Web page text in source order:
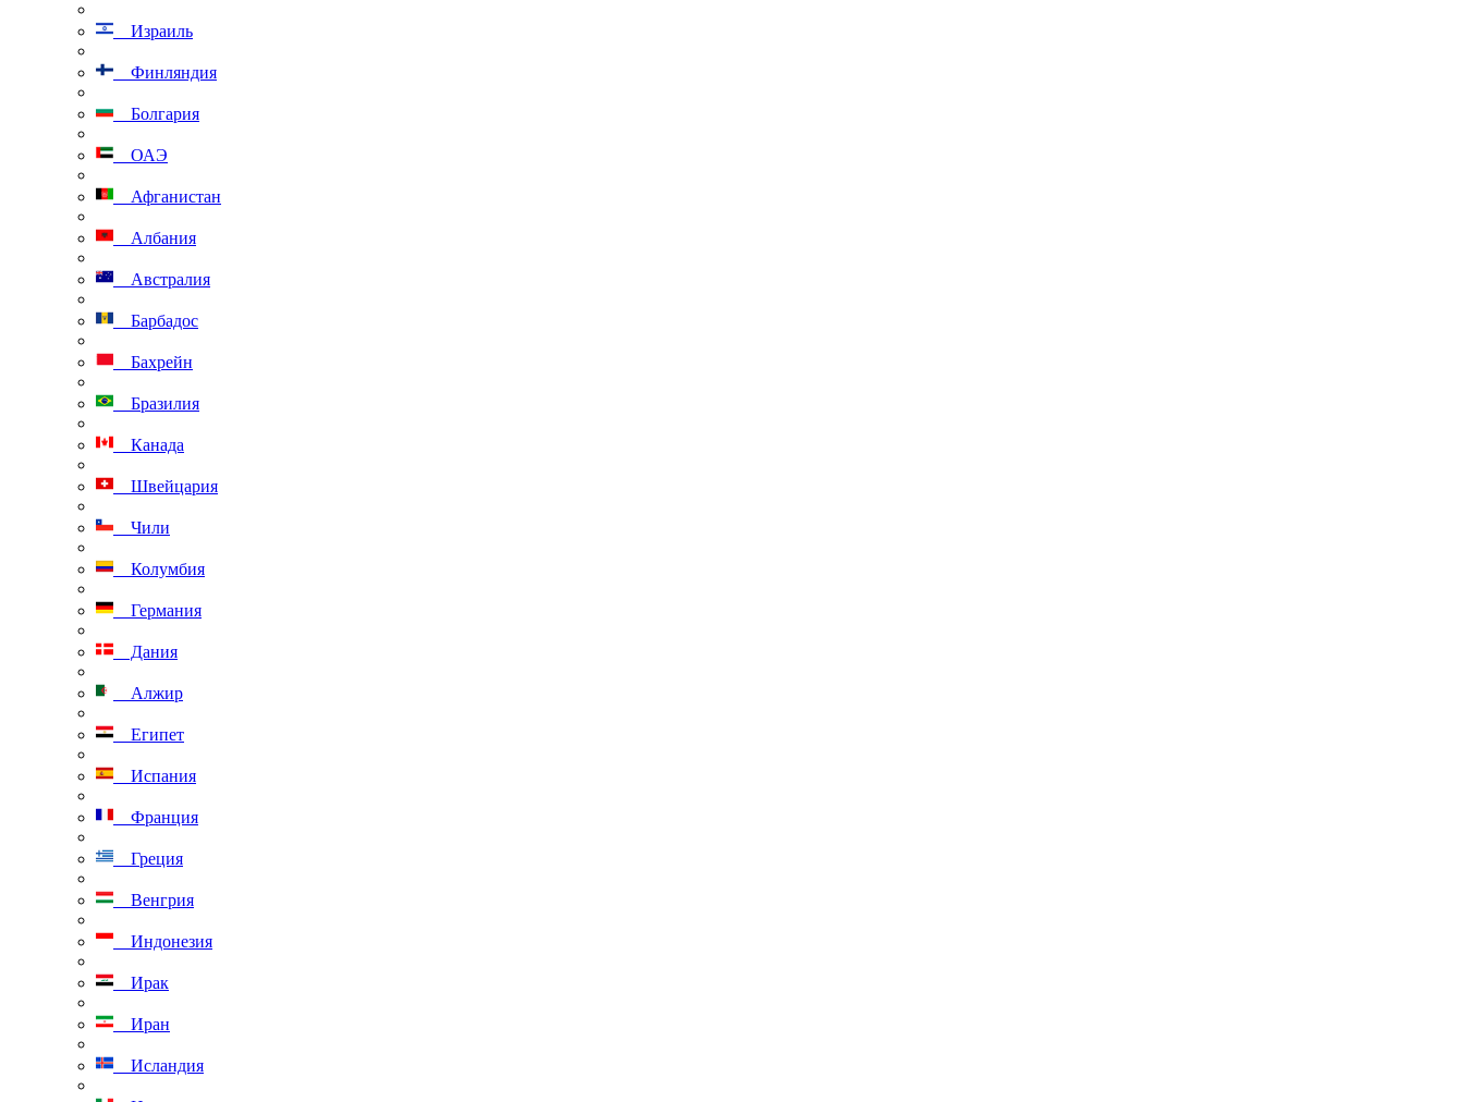
Израиль
Финляндия
Болгария
ОАЭ
Афганистан
Албания
Австралия
Барбадос
Бахрейн
Бразилия
Канада
Швейцария
Чили
Колумбия
Германия
Дания
Алжир
Египет
Испания
Франция
Греция
Венгрия
Индонезия
Ирак
Иран
Исландия